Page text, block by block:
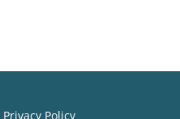
Privacy Policy